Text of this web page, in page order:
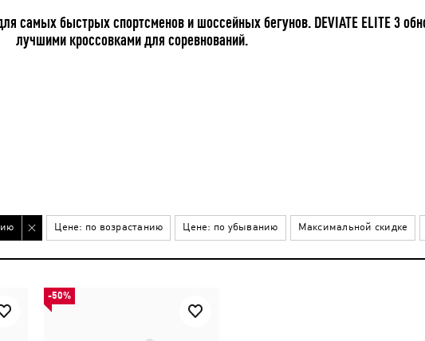
самых быстрых спортсменов и шоссейных бегунов. DEVIATE ELITE 3
лучшими кроссовками для соревнований.
Цене: по возрастанию Цене: по убыванию Максимальной скидке
-50%